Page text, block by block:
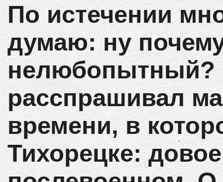
По истечении
думаю: ну
нелюбопытный?
расспрашивал
времени, в
Тихорецке: